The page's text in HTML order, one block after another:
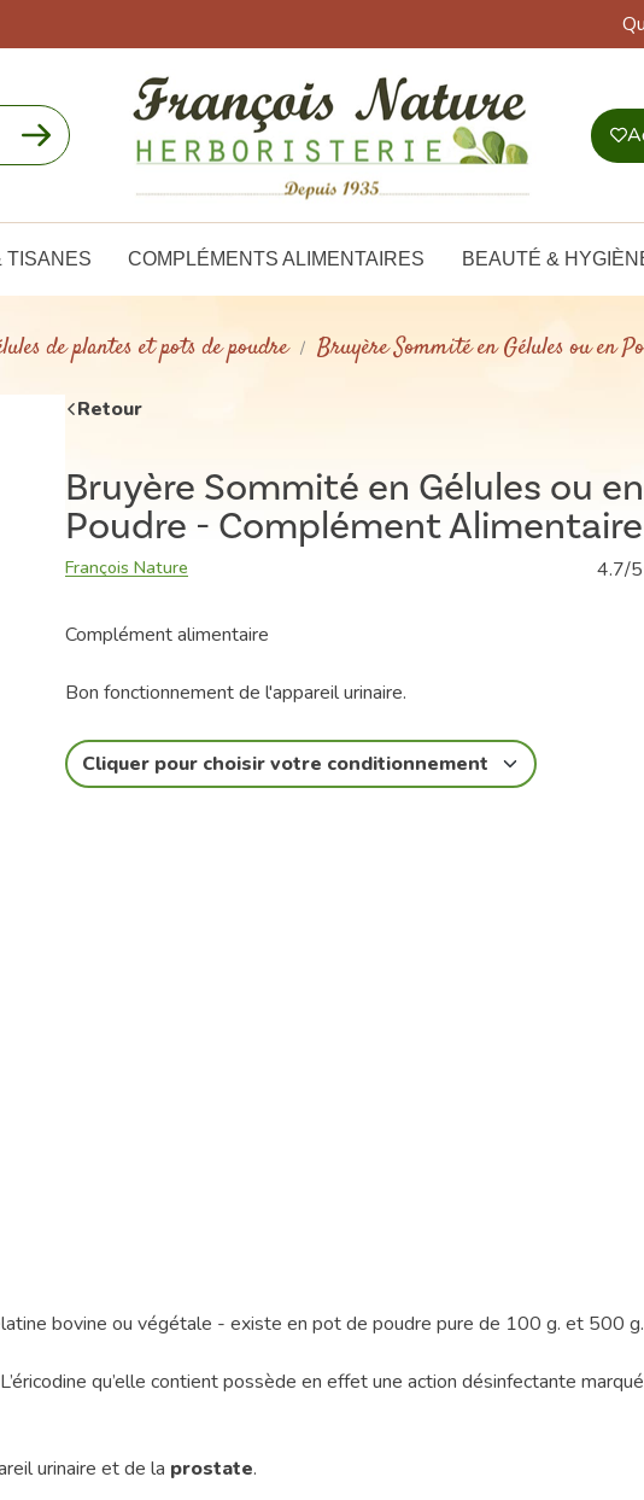
TISANES COMPLÉMENTS ALIMENTAIRES BEAUTÉ &
de plantes et pots de poudre Bruyère Sommité en Gélules ou en
Retour
Bruyère Sommité en Gélules ou en
Poudre - Complément Alimentaire
François Nature 4.7/5
Complément alimentaire
Bon fonctionnement de l'appareil urinaire.
Cliquer pour choisir votre conditionnement
bovine ou végétale - existe en pot de poudre pure de 100 g. et 500 g.
qu’elle contient possède en effet une action désinfectante
urinaire et de la prostate.